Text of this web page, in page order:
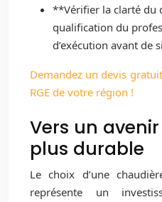
**Vérifier la clarté du
qualification du
d’exécution avant de
Demandez un devis
RGE de votre région !
Vers un
plus durable
Le choix d’une
représente un